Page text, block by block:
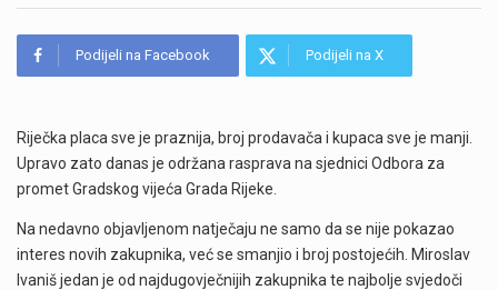
Podijeli na Facebook Podijeli na X
Riječka placa sve je praznija, broj prodavača i kupaca sve je manji.
Upravo zato danas je održana rasprava na sjednici Odbora za
promet Gradskog vijeća Grada Rijeke.
Na nedavno objavljenom natječaju ne samo da se nije pokazao
interes novih zakupnika, već se smanjio i broj postojećih. Miroslav
Ivaniš jedan je od najdugovječnijih zakupnika te najbolje svjedoči